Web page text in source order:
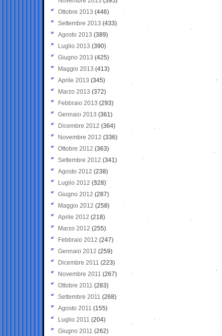
Ottobre 2013 (446)
Settembre 2013 (433)
Agosto 2013 (389)
Luglio 2013 (390)
Giugno 2013 (425)
Maggio 2013 (413)
Aprile 2013 (345)
Marzo 2013 (372)
Febbraio 2013 (293)
Gennaio 2013 (361)
Dicembre 2012 (364)
Novembre 2012 (336)
Ottobre 2012 (363)
Settembre 2012 (341)
Agosto 2012 (238)
Luglio 2012 (328)
Giugno 2012 (287)
Maggio 2012 (258)
Aprile 2012 (218)
Marzo 2012 (255)
Febbraio 2012 (247)
Gennaio 2012 (259)
Dicembre 2011 (223)
Novembre 2011 (267)
Ottobre 2011 (283)
Settembre 2011 (268)
Agosto 2011 (155)
Luglio 2011 (204)
Giugno 2011 (262)